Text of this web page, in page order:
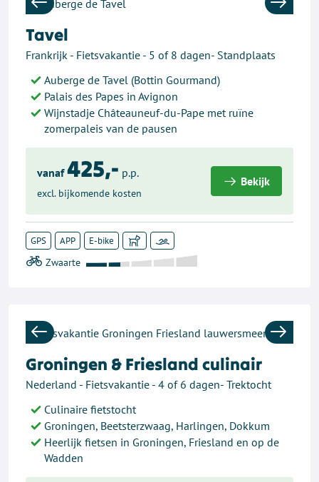
Previous Next
Tavel
Frankrijk - Fietsvakantie - 5 of 8 dagen- Standplaats
Auberge de Tavel (Bottin Gourmand)
Palais des Papes in Avignon
Wijnstadje Châteauneuf-du-Pape met ruïne
zomerpaleis van de pausen
vanaf 425,- p.p.
excl. bijkomende kosten
Bekijk
GPS APP E-bike
Previous Next
Groningen & Friesland culinair
Nederland - Fietsvakantie - 4 of 6 dagen- Trektocht
Culinaire fietstocht
Groningen, Beetsterzwaag, Harlingen, Dokkum
Heerlijk fietsen in Groningen, Friesland en op de
Wadden